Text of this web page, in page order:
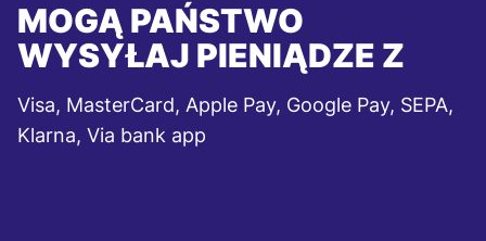
MOGĄ PAŃSTWO
WYSYŁAJ PIENIĄDZE Z
Visa, MasterCard, Apple Pay, Google Pay, SEPA,
Klarna, Via bank app